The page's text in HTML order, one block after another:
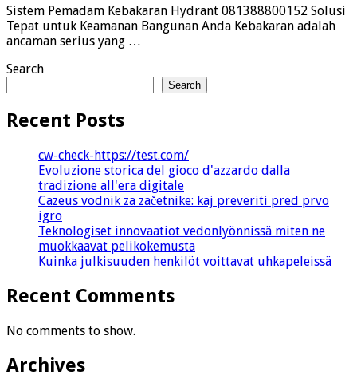
Sistem Pemadam Kebakaran Hydrant 081388800152 Solusi
Tepat untuk Keamanan Bangunan Anda Kebakaran adalah
ancaman serius yang …
Search
Search
Recent Posts
cw-check-https://test.com/
Evoluzione storica del gioco d'azzardo dalla
tradizione all'era digitale
Cazeus vodnik za začetnike: kaj preveriti pred prvo
igro
Teknologiset innovaatiot vedonlyönnissä miten ne
muokkaavat pelikokemusta
Kuinka julkisuuden henkilöt voittavat uhkapeleissä
Recent Comments
No comments to show.
Archives